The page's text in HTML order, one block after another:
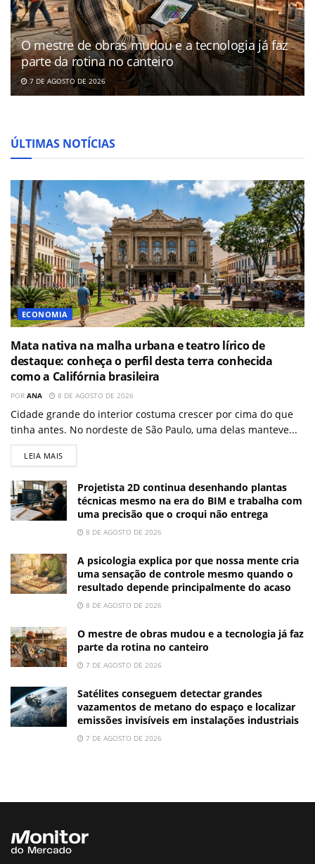
O mestre de obras mudou e a tecnologia já faz
parte da rotina no canteiro
7 DE AGOSTO DE 2026
ÚLTIMAS NOTÍCIAS
ECONOMIA
Mata nativa na malha urbana e teatro lírico de
destaque: conheça o perfil desta terra conhecida
como a Califórnia brasileira
POR ANA 8 DE AGOSTO DE 2026
Cidade grande do interior costuma crescer por cima do que
tinha antes. No nordeste de São Paulo, uma delas manteve...
LEIA MAIS
Projetista 2D continua desenhando plantas
técnicas mesmo na era do BIM e trabalha com
uma precisão que o croqui não entrega
8 DE AGOSTO DE 2026
A psicologia explica por que nossa mente cria
uma sensação de controle mesmo quando o
resultado depende principalmente do acaso
8 DE AGOSTO DE 2026
O mestre de obras mudou e a tecnologia já faz
parte da rotina no canteiro
7 DE AGOSTO DE 2026
Satélites conseguem detectar grandes
vazamentos de metano do espaço e localizar
emissões invisíveis em instalações industriais
7 DE AGOSTO DE 2026